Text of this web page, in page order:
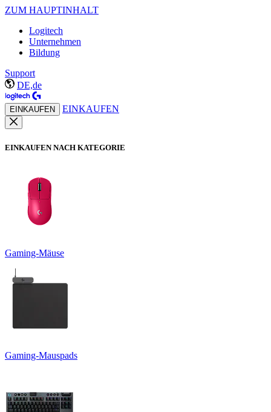
ZUM HAUPTINHALT
Logitech
Unternehmen
Bildung
Support
DE,de
EINKAUFEN EINKAUFEN
EINKAUFEN NACH KATEGORIE
Gaming-Mäuse
Gaming-Mauspads